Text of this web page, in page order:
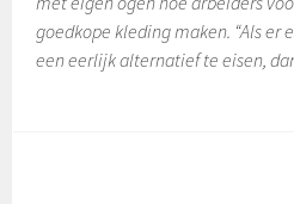
goedkope kleding maken. “Als er
een eerlijk alternatief te eisen,